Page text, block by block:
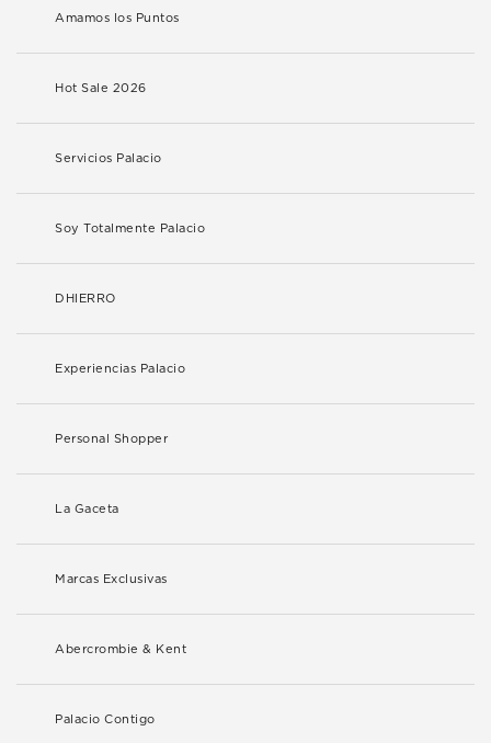
Amamos los Puntos
Hot Sale 2026
Servicios Palacio
Soy Totalmente Palacio
DHIERRO
Experiencias Palacio
Personal Shopper
La Gaceta
Marcas Exclusivas
Abercrombie & Kent
Palacio Contigo